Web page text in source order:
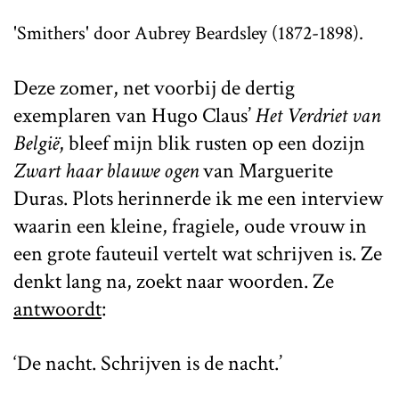
'Smithers' door Aubrey Beardsley (1872-1898).
Deze zomer, net voorbij de dertig
exemplaren van Hugo Claus’Het Verdriet van
België, bleef mijn blik rusten op een dozijn
Zwart haar blauwe ogenvan Marguerite
Duras. Plots herinnerde ik me een interview
waarin een kleine, fragiele, oude vrouw in
een grote fauteuil vertelt wat schrijven is. Ze
denkt lang na, zoekt naar woorden. Ze
antwoordt:
‘De nacht. Schrijven is de nacht.’